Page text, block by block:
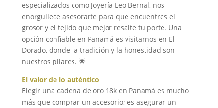
especializados como Joyería Leo Bernal, nos
enorgullece asesorarte para que encuentres el
grosor y el tejido que mejor resalte tu porte. Una
opción confiable en Panamá es visitarnos en El
Dorado, donde la tradición y la honestidad son
nuestros pilares. 🌟
El valor de lo auténtico
Elegir una cadena de oro 18k en Panamá es mucho
más que comprar un accesorio; es asegurar un